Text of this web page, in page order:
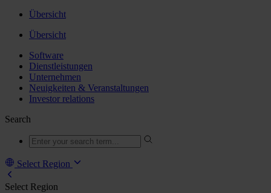
Übersicht
Übersicht
Software
Dienstleistungen
Unternehmen
Neuigkeiten & Veranstaltungen
Investor relations
Search
Select Region
Select Region